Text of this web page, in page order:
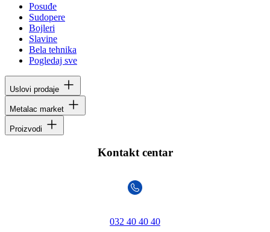
Posuđe
Sudopere
Bojleri
Slavine
Bela tehnika
Pogledaj sve
Uslovi prodaje
Metalac market
Proizvodi
Kontakt centar
032 40 40 40